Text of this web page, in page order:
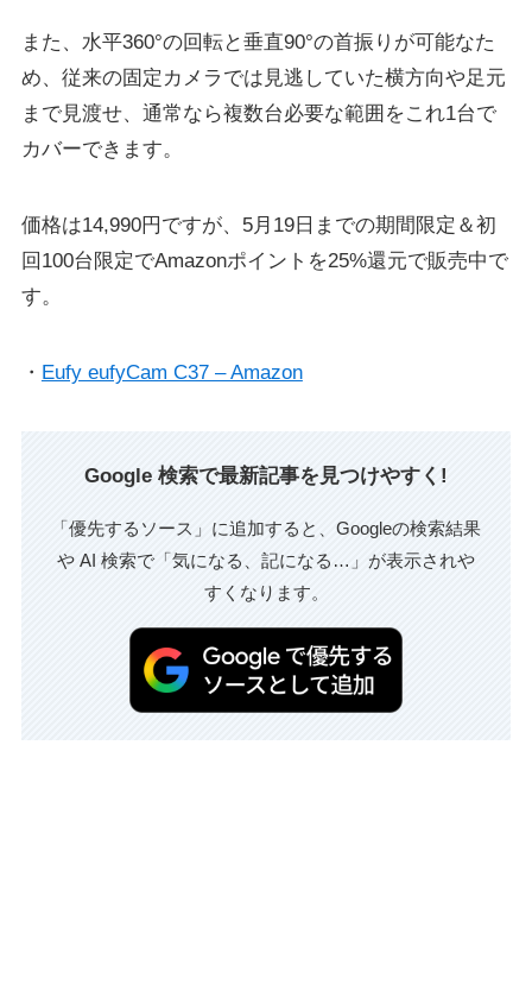
また、水平360°の回転と垂直90°の首振りが可能なた
め、従来の固定カメラでは見逃していた横方向や足元
まで見渡せ、通常なら複数台必要な範囲をこれ1台で
カバーできます。
価格は14,990円ですが、5月19日までの期間限定＆初
回100台限定でAmazonポイントを25%還元で販売中で
す。
・ Eufy eufyCam C37 – Amazon
Google 検索で最新記事を見つけやすく!
「優先するソース」に追加すると、Googleの検索結果
や AI 検索で「気になる、記になる…」が表示されや
すくなります。